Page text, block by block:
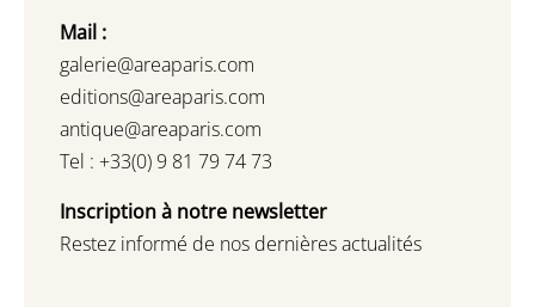
Mail :
galerie@areaparis.com
editions@areaparis.com
antique@areaparis.com
Tel : +33(0) 9 81 79 74 73
Inscription à notre newsletter
Restez informé de nos dernières actualités